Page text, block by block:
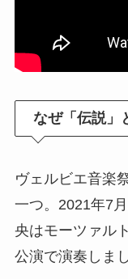
なぜ「伝説」
ヴェルビエ音楽
一つ。2021年7
央はモーツァル
公演で演奏しまし